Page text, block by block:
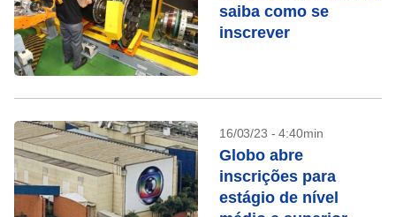
saiba como se
inscrever
16/03/23 - 4:40min
Globo abre
inscrições para
estágio de nível